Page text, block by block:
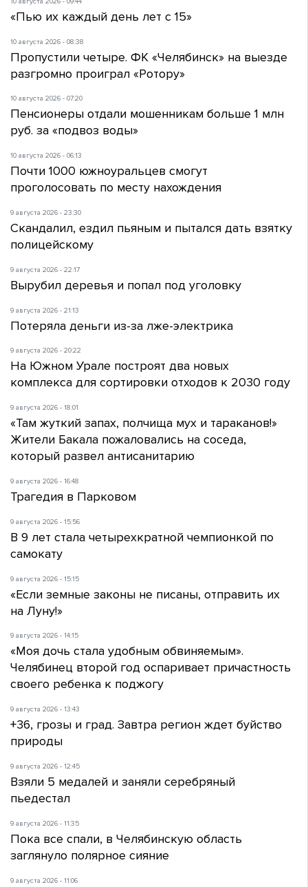
«Пью их каждый день лет с 15»
10 августа 2026 - 08:38
Пропустили четыре. ФК «Челябинск» на выезде
разгромно проиграл «Ротору»
10 августа 2026 - 07:20
Пенсионеры отдали мошенникам больше 1 млн
руб. за «подвоз воды»
10 августа 2026 - 06:13
Почти 1000 южноуральцев смогут
проголосовать по месту нахождения
9 августа 2026 - 23:30
Скандалил, ездил пьяным и пытался дать взятку
полицейскому
9 августа 2026 - 22:17
Вырубил деревья и попал под уголовку
9 августа 2026 - 21:13
Потеряла деньги из-за лже-электрика
9 августа 2026 - 20:22
На Южном Урале построят два новых
комплекса для сортировки отходов к 2030 году
9 августа 2026 - 18:01
«Там жуткий запах, полчища мух и тараканов!»
Жители Бакала пожаловались на соседа,
который развел антисанитарию
9 августа 2026 - 16:48
Трагедия в Парковом
9 августа 2026 - 15:56
В 9 лет стала четырехкратной чемпионкой по
самокату
9 августа 2026 - 15:15
«Если земные законы не писаны, отправить их
на Луну!»
9 августа 2026 - 14:15
«Моя дочь стала удобным обвиняемым».
Челябинец второй год оспаривает причастность
своего ребенка к поджогу
9 августа 2026 - 13:43
+36, грозы и град. Завтра регион ждет буйство
природы
9 августа 2026 - 12:45
Взяли 5 медалей и заняли серебряный
пьедестал
9 августа 2026 - 11:35
Пока все спали, в Челябинскую область
заглянуло полярное сияние
9 августа 2026 - 11:06